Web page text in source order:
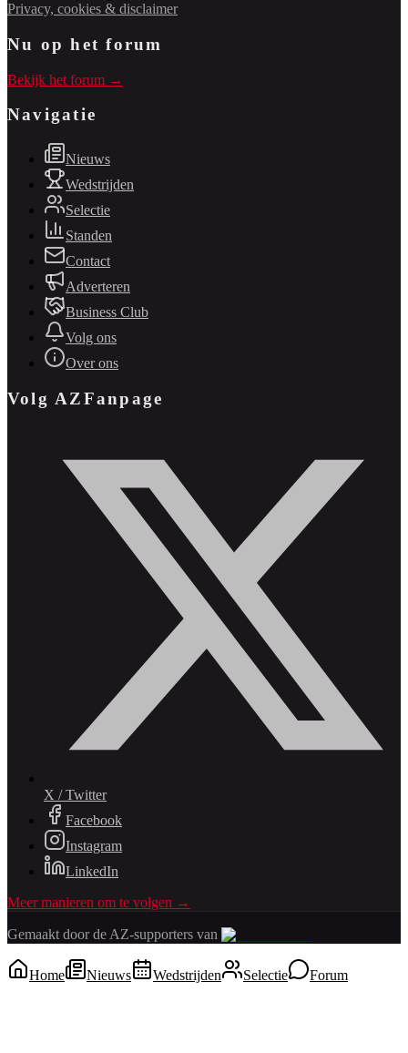
Privacy, cookies & disclaimer
Nu op het forum
Bekijk het forum →
Navigatie
Nieuws
Wedstrijden
Selectie
Standen
Contact
Adverteren
Business Club
Volg ons
Over ons
Volg AZFanpage
X / Twitter
Facebook
Instagram
LinkedIn
Meer manieren om te volgen →
Gemaakt door de AZ-supporters van
Home Nieuws Wedstrijden Selectie Forum